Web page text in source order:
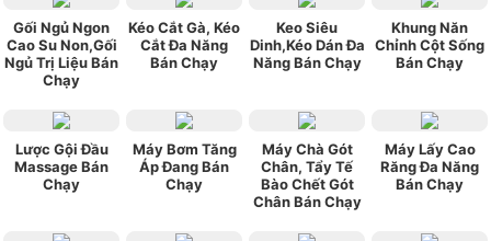
Gối Ngủ Ngon
Cao Su Non,Gối
Ngủ Trị Liệu Bán
Chạy
Kéo Cắt Gà, Kéo
Cắt Đa Năng
Bán Chạy
Keo Siêu
Dinh,Kéo Dán Đa
Năng Bán Chạy
Khung Năn
Chỉnh Cột Sống
Bán Chạy
Lược Gội Đầu
Massage Bán
Chạy
Máy Bơm Tăng
Áp Đang Bán
Chạy
Máy Chà Gót
Chân, Tẩy Tế
Bào Chết Gót
Chân Bán Chạy
Máy Lấy Cao
Răng Đa Năng
Bán Chạy